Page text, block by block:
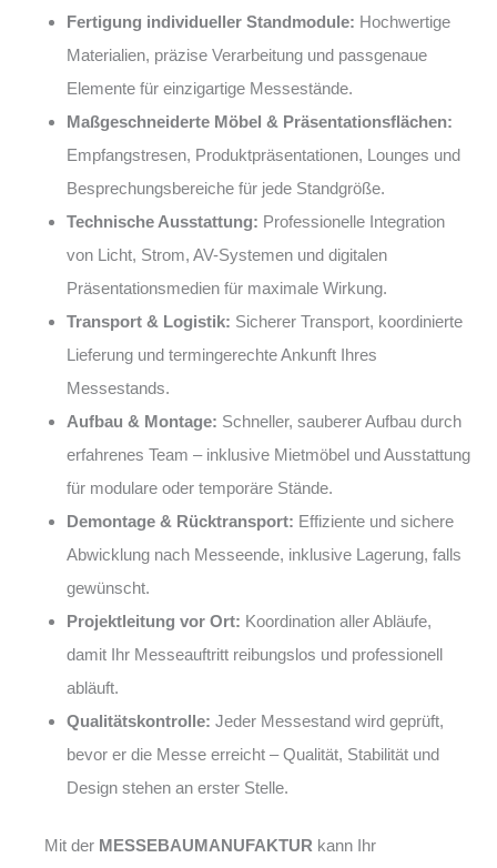
Fertigung individueller Standmodule: Hochwertige
Materialien, präzise Verarbeitung und passgenaue
Elemente für einzigartige Messestände.
Maßgeschneiderte Möbel & Präsentationsflächen:
Empfangstresen, Produktpräsentationen, Lounges und
Besprechungsbereiche für jede Standgröße.
Technische Ausstattung: Professionelle Integration
von Licht, Strom, AV-Systemen und digitalen
Präsentationsmedien für maximale Wirkung.
Transport & Logistik: Sicherer Transport, koordinierte
Lieferung und termingerechte Ankunft Ihres
Messestands.
Aufbau & Montage: Schneller, sauberer Aufbau durch
erfahrenes Team – inklusive Mietmöbel und Ausstattung
für modulare oder temporäre Stände.
Demontage & Rücktransport: Effiziente und sichere
Abwicklung nach Messeende, inklusive Lagerung, falls
gewünscht.
Projektleitung vor Ort: Koordination aller Abläufe,
damit Ihr Messeauftritt reibungslos und professionell
abläuft.
Qualitätskontrolle: Jeder Messestand wird geprüft,
bevor er die Messe erreicht – Qualität, Stabilität und
Design stehen an erster Stelle.
Mit der MESSEBAUMANUFAKTUR kann Ihr